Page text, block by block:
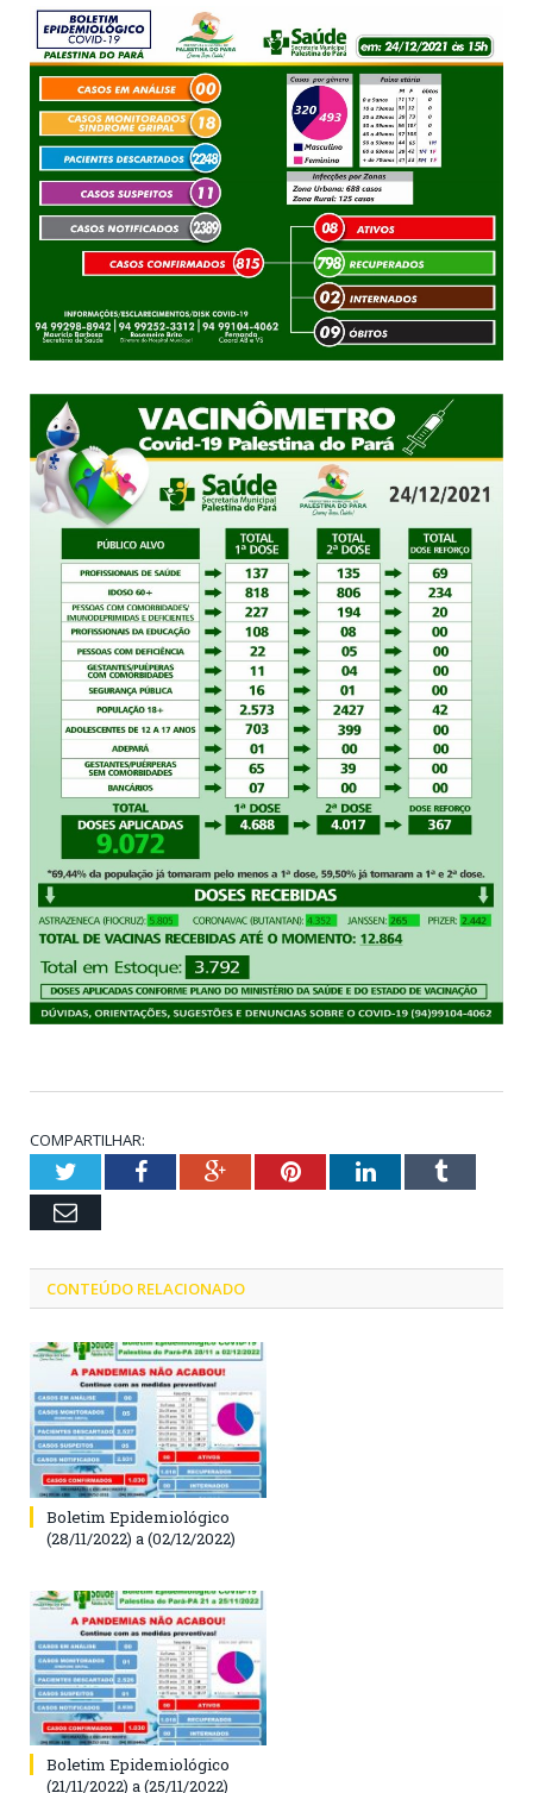
COMPARTILHAR:
TwitterFacebookGoogle+PinterestLinkedInTumblr
Email
CONTEÚDO RELACIONADO
Boletim Epidemiológico
(28/11/2022) a (02/12/2022)
Boletim Epidemiológico
(21/11/2022) a (25/11/2022)